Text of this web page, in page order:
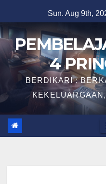
to
content
Sun. Aug 9th,
4
BERDIKARI :